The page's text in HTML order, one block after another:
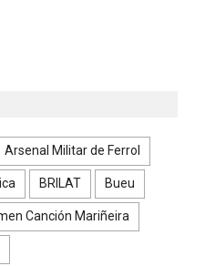
Arsenal Militar de Ferrol
BRILAT Bueu
Canción Mariñeira